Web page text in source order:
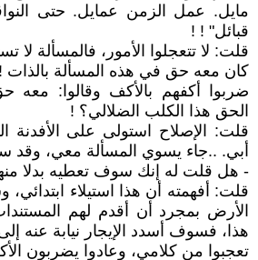
مايل. عمل الزمن عمايل. حتى
قبائل" ! !
قلت: لا تتعجلوا الأمور، فالمسألة لا
كان معه حق في هذه المسألة بالذات
ضربوا أكفهم بالأكف وقالوا:
الحق هذا الكلب الضلالي؟ !
قلت: الإصلاح استولى على الأفدنة
أبي. ..جاء يسوي المسألة معي، وقد
- هل قلت له إنك سوف تعطيه بدلا
قلت: أفهمته أن هذا استيلاء
الأرض بمجرد أن أقدم لهم
هذا، فسوف أسدد الإيجار نيابة عنه
تعجبوا من كلامي، وعادوا يضربون